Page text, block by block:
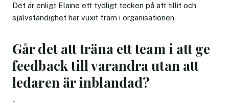
Det är enligt Elaine ett tydligt tecken på att tillit och
självständighet har vuxit fram i organisationen.
Går det att träna ett team i att ge
feedback till varandra utan att
ledaren är inblandad?
-